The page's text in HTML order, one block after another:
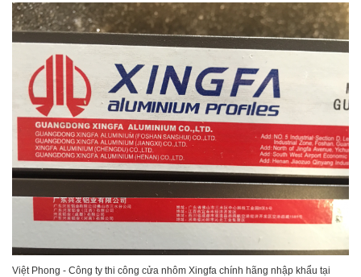
Việt Phong - Công ty thi công cửa nhôm Xingfa chính hãng nhập khẩu tại